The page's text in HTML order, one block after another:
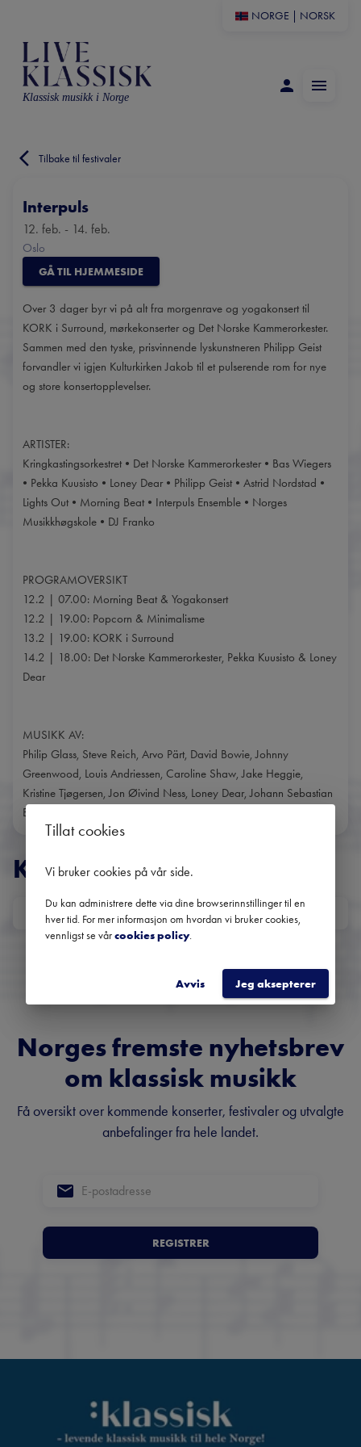
NORGE NORSK
Klassisk musikk i Norge
Tilbake til festivaler
Interpuls
12. feb. - 14. feb.
Oslo
GÅ TIL HJEMMESIDE
Over 3 dager byr vi på alt fra morgenrave og yogakonsert til
KORK i Surround, mørkekonserter og Det Norske Kammerorkester.
Sammen med den tyske, prisvinnende lyskunstneren Philipp Geist
forvandler vi igjen Kulturkirken Jakob til et pulserende rom for nye
og store konsertopplevelser.
ARTISTER:
Kringkastingsorkestret • Det Norske Kammerorkester • Bas Wiegers
• Pekka Kuusisto • Loney Dear • Philipp Geist • Astrid Nordstad •
Lights Out • Morning Beat • Interpuls Ensemble • Norges
Musikkhøgskole • DJ Franko
PROGRAMOVERSIKT
12.2 | 07.00: Morning Beat & Yogakonsert
12.2 | 19.00: Popcorn & Minimalisme
13.2 | 19.00: KORK i Surround
14.2 | 18.00: Det Norske Kammerorkester, Pekka Kuusisto & Loney
Dear
MUSIKK AV:
Philip Glass, Steve Reich, Arvo Pärt, David Bowie, Johnny
Greenwood, Louis Andriessen, Caroline Shaw, Jake Heggie,
Kristine Tjøgersen, Jon Øivind Ness, Loney Dear, Johann Sebastian
Bach, m.fl.
KONSERTER
DATO
Ingen kommende konserter
Norges fremste nyhetsbrev
om klassisk musikk
Få oversikt over kommende konserter, festivaler og utvalgte
anbefalinger fra hele landet.
REGISTRER
Tillat cookies
Vi bruker cookies på vår side.
Du kan administrere dette via dine browserinnstillinger til en
hver tid. For mer informasjon om hvordan vi bruker cookies,
vennligst se vårcookies policy.
Avvis Jeg aksepterer